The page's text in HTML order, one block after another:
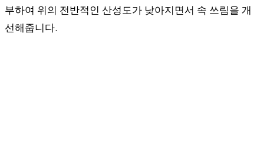
부하여 위의 전반적인 산성도가 낮아지면서 속 쓰림을 개
선해줍니다.